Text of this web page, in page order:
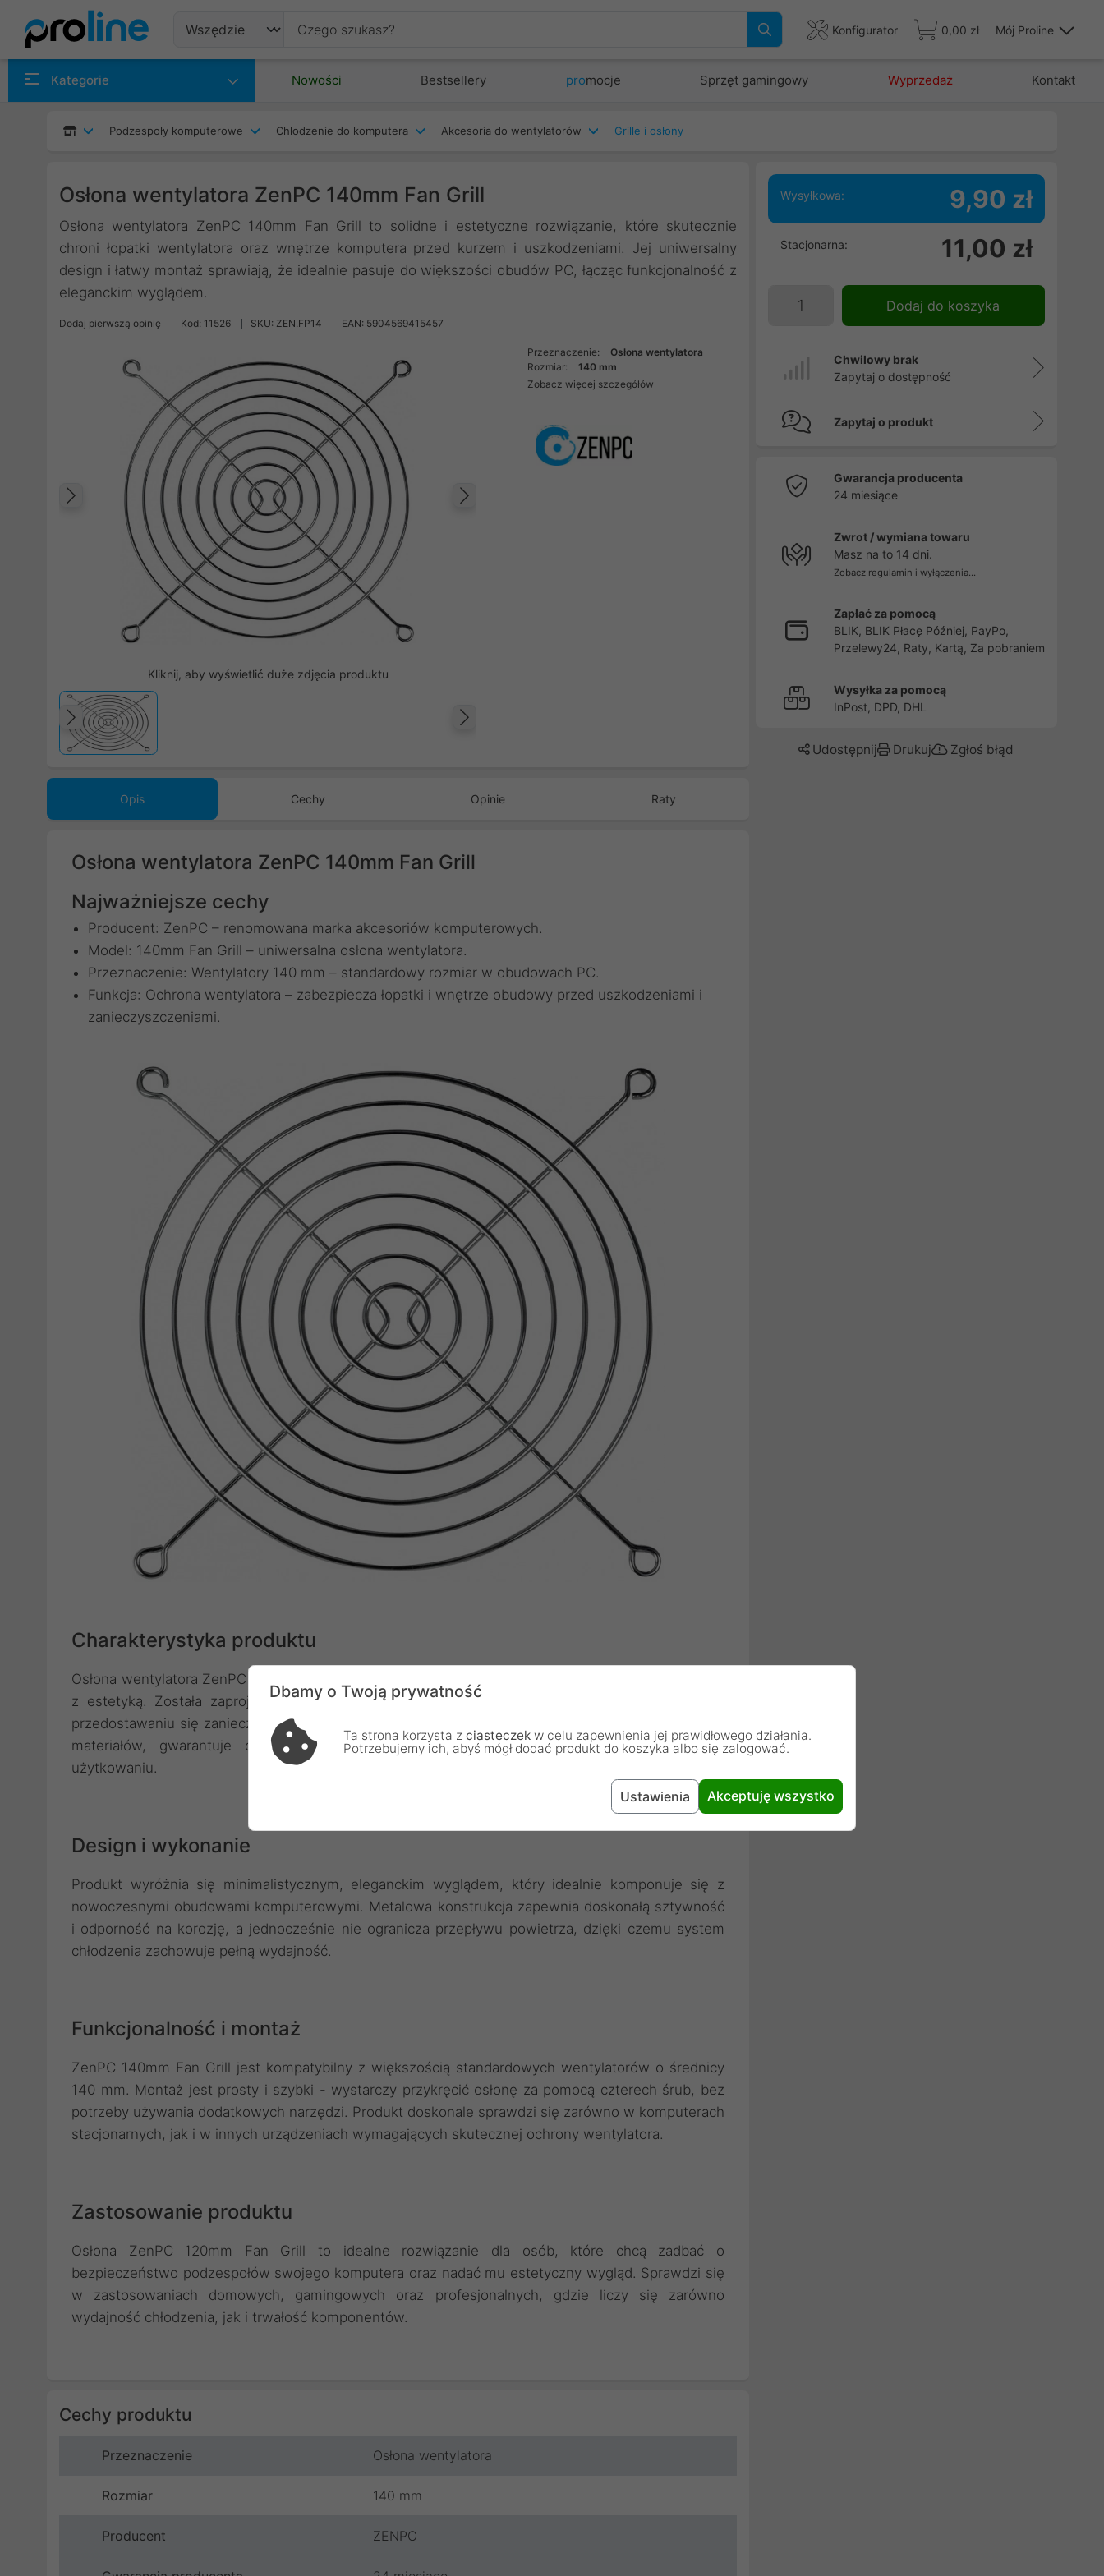
Konfigurator 0,00 zł Mój Proline
Kategorie Nowości Bestsellery promocje Sprzęt gamingowy Wyprzedaż Kontakt
Podzespoły komputerowe Chłodzenie do komputera Akcesoria do wentylatorów Grille i osłony
Osłona wentylatora ZenPC 140mm Fan Grill
Osłona wentylatora ZenPC 140mm Fan Grill to solidne i estetyczne rozwiązanie, które skutecznie
chroni łopatki wentylatora oraz wnętrze komputera przed kurzem i uszkodzeniami. Jej uniwersalny
design i łatwy montaż sprawiają, że idealnie pasuje do większości obudów PC, łącząc funkcjonalność z
eleganckim wyglądem.
Dodaj pierwszą opinię Kod: 11526 SKU: ZEN.FP14 EAN: 5904569415457
Poprzedni
Kliknij, aby wyświetlić duże zdjęcia produktu
Poprzedni
Przeznaczenie:
Osłona wentylatora
Rozmiar:
140 mm
Zobacz więcej szczegółów
Opis Cechy Opinie Raty
Osłona wentylatora ZenPC 140mm Fan Grill
Najważniejsze cechy
Producent: ZenPC – renomowana marka akcesoriów komputerowych.
Model: 140mm Fan Grill – uniwersalna osłona wentylatora.
Przeznaczenie: Wentylatory 140 mm – standardowy rozmiar w obudowach PC.
Funkcja: Ochrona wentylatora – zabezpiecza łopatki i wnętrze obudowy przed uszkodzeniami i
zanieczyszczeniami.
Charakterystyka produktu
Osłona wentylatora ZenPC 140mm Fan Grill to niezawodne rozwiązanie, które łączy funkcjonalność
z estetyką. Została zaprojektowana z myślą o ochronie łopatek wentylatora oraz zapobieganiu
przedostawaniu się zanieczyszczeń do wnętrza obudowy komputera. Wykonana z wysokiej jakości
materiałów, gwarantuje długą żywotność i stabilność działania nawet przy intensywnym
użytkowaniu.
Design i wykonanie
Produkt wyróżnia się minimalistycznym, eleganckim wyglądem, który idealnie komponuje się z
nowoczesnymi obudowami komputerowymi. Metalowa konstrukcja zapewnia doskonałą sztywność
i odporność na korozję, a jednocześnie nie ogranicza przepływu powietrza, dzięki czemu system
chłodzenia zachowuje pełną wydajność.
Funkcjonalność i montaż
ZenPC 140mm Fan Grill jest kompatybilny z większością standardowych wentylatorów o średnicy
140 mm. Montaż jest prosty i szybki - wystarczy przykręcić osłonę za pomocą czterech śrub, bez
potrzeby używania dodatkowych narzędzi. Produkt doskonale sprawdzi się zarówno w komputerach
stacjonarnych, jak i w innych urządzeniach wymagających skutecznej ochrony wentylatora.
Zastosowanie produktu
Osłona ZenPC 120mm Fan Grill to idealne rozwiązanie dla osób, które chcą zadbać o
bezpieczeństwo podzespołów swojego komputera oraz nadać mu estetyczny wygląd. Sprawdzi się
w zastosowaniach domowych, gamingowych oraz profesjonalnych, gdzie liczy się zarówno
wydajność chłodzenia, jak i trwałość komponentów.
Cechy produktu
Przeznaczenie Osłona wentylatora
Rozmiar 140 mm
Producent ZENPC
Wysyłkowa: 9,90 zł
Stacjonarna: 11,00 zł
Dodaj do koszyka
Chwilowy brak
Zapytaj o dostępność
Zapytaj o produkt
Gwarancja producenta
24 miesiące
Zwrot / wymiana towaru
Masz na to 14 dni.
Zobacz regulamin i wyłączenia...
Zapłać za pomocą
BLIK, BLIK Płacę Później, PayPo,
Przelewy24, Raty, Kartą, Za pobraniem
Wysyłka za pomocą
InPost, DPD, DHL
Udostępnij Drukuj Zgłoś błąd
Dbamy o Twoją prywatność
Ta strona korzysta z ciasteczek w celu zapewnienia jej prawidłowego działania.
Potrzebujemy ich, abyś mógł dodać produkt do koszyka albo się zalogować.
Ustawienia Akceptuję wszystko